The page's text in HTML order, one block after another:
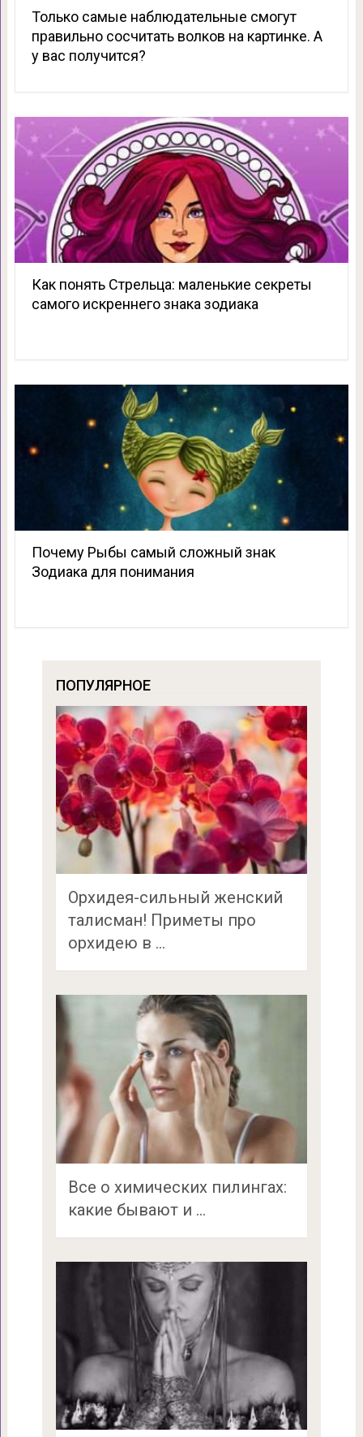
Только самые наблюдательные смогут
правильно сосчитать волков на картинке. А
у вас получится?
Как понять Стрельца: маленькие секреты
самого искреннего знака зодиака
Почему Рыбы cамый cложный знак
Зодиака для понимания
ПОПУЛЯРНОЕ
Орхидея-сильный женский
талисман! Приметы про
орхидею в …
Все о химических пилингах:
какие бывают и …